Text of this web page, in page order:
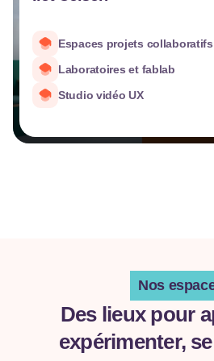
Espaces projets collaboratifs
Laboratoires et fablab
Studio vidéo UX
Nos
Des lieux pour
expérimenter,